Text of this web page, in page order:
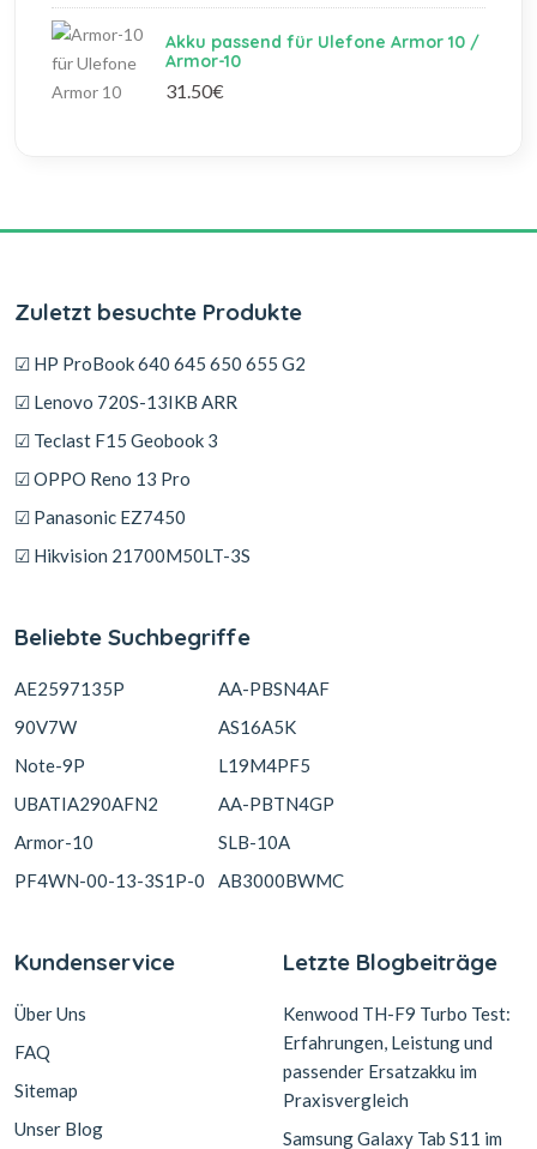
Akku passend für Ulefone Armor 10 /
Armor-10
31.50€
Zuletzt besuchte Produkte
☑ HP ProBook 640 645 650 655 G2
☑ Lenovo 720S-13IKB ARR
☑ Teclast F15 Geobook 3
☑ OPPO Reno 13 Pro
☑ Panasonic EZ7450
☑ Hikvision 21700M50LT-3S
Beliebte Suchbegriffe
AE2597135P
90V7W
Note-9P
UBATIA290AFN2
Armor-10
PF4WN-00-13-3S1P-0
AA-PBSN4AF
AS16A5K
L19M4PF5
AA-PBTN4GP
SLB-10A
AB3000BWMC
Kundenservice
Über Uns
FAQ
Sitemap
Unser Blog
Letzte Blogbeiträge
Kenwood TH-F9 Turbo Test:
Erfahrungen, Leistung und
passender Ersatzakku im
Praxisvergleich
Samsung Galaxy Tab S11 im